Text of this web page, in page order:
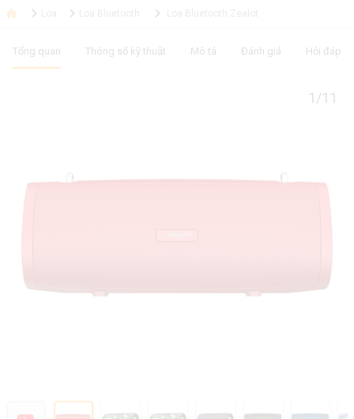
Tổng quan Thông số kỹ thuật Mô tả Đánh giá Hỏi đáp
1/11